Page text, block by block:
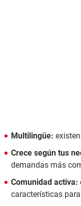
Multilingüe:
Crece según tus
demandas más
Comunidad activa:
características